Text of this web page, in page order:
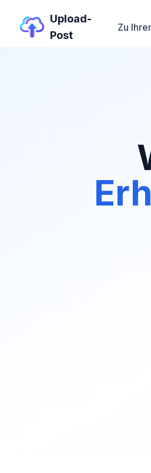
Upload-
Post
Zu